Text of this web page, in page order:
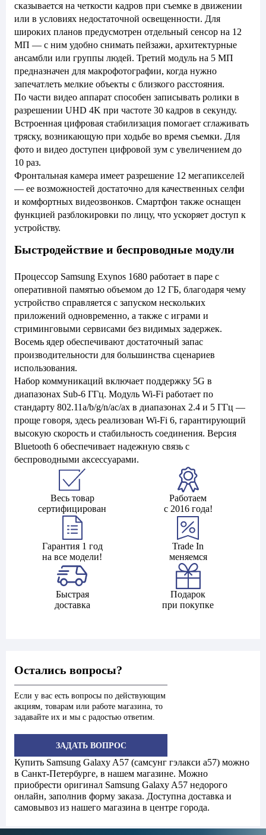
сказывается на четкости кадров при съемке в движении
или в условиях недостаточной освещенности. Для
широких планов предусмотрен отдельный сенсор на 12
МП — с ним удобно снимать пейзажи, архитектурные
ансамбли или группы людей. Третий модуль на 5 МП
предназначен для макрофотографии, когда нужно
запечатлеть мелкие объекты с близкого расстояния.
По части видео аппарат способен записывать ролики в
разрешении UHD 4K при частоте 30 кадров в секунду.
Встроенная цифровая стабилизация помогает сглаживать
тряску, возникающую при ходьбе во время съемки. Для
фото и видео доступен цифровой зум с увеличением до
10 раз.
Фронтальная камера имеет разрешение 12 мегапикселей
— ее возможностей достаточно для качественных селфи
и комфортных видеозвонков. Смартфон также оснащен
функцией разблокировки по лицу, что ускоряет доступ к
устройству.
Быстродействие и беспроводные модули
Процессор Samsung Exynos 1680 работает в паре с
оперативной памятью объемом до 12 ГБ, благодаря чему
устройство справляется с запуском нескольких
приложений одновременно, а также с играми и
стриминговыми сервисами без видимых задержек.
Восемь ядер обеспечивают достаточный запас
производительности для большинства сценариев
использования.
Набор коммуникаций включает поддержку 5G в
диапазонах Sub-6 ГГц. Модуль Wi-Fi работает по
стандарту 802.11a/b/g/n/ac/ax в диапазонах 2.4 и 5 ГГц —
проще говоря, здесь реализован Wi-Fi 6, гарантирующий
высокую скорость и стабильность соединения. Версия
Bluetooth 6 обеспечивает надежную связь с
беспроводными аксессуарами.
Весь товар
сертифицирован
Работаем
с 2016 года!
Гарантия 1 год
на все модели!
Trade In
меняемся
Быстрая
доставка
Подарок
при покупке
Остались вопросы?
Если у вас есть вопросы по действующим
акциям, товарам или работе магазина, то
задавайте их и мы с радостью ответим.
ЗАДАТЬ ВОПРОС
Купить Samsung Galaxy A57 (самсунг гэлакси a57) можно
в Санкт-Петербурге, в нашем магазине. Можно
приобрести оригинал Samsung Galaxy A57 недорого
онлайн, заполнив форму заказа. Доступна доставка и
самовывоз из нашего магазина в центре города.